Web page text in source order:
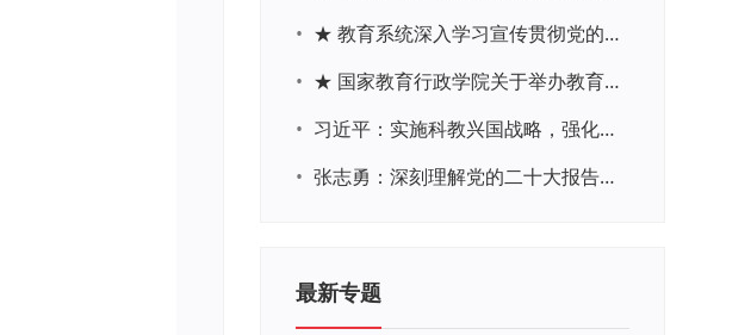
•
★ 教育系统深入学习宣传贯彻党的二十大精神学习专题
•
★ 国家教育行政学院关于举办教育系统深入学习宣传贯彻党的二十大精神专题网络培训的通知
•
习近平：实施科教兴国战略，强化现代化建设人才支撑
•
张志勇：深刻理解党的二十大报告关于教育的新思想、新战略、新要求
最新专题